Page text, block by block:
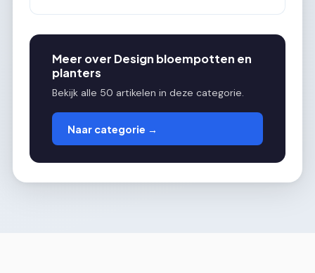
Meer over Design bloempotten en
planters
Bekijk alle 50 artikelen in deze categorie.
Naar categorie →